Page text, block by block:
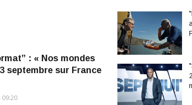
: « Nos mondes
septembre sur France